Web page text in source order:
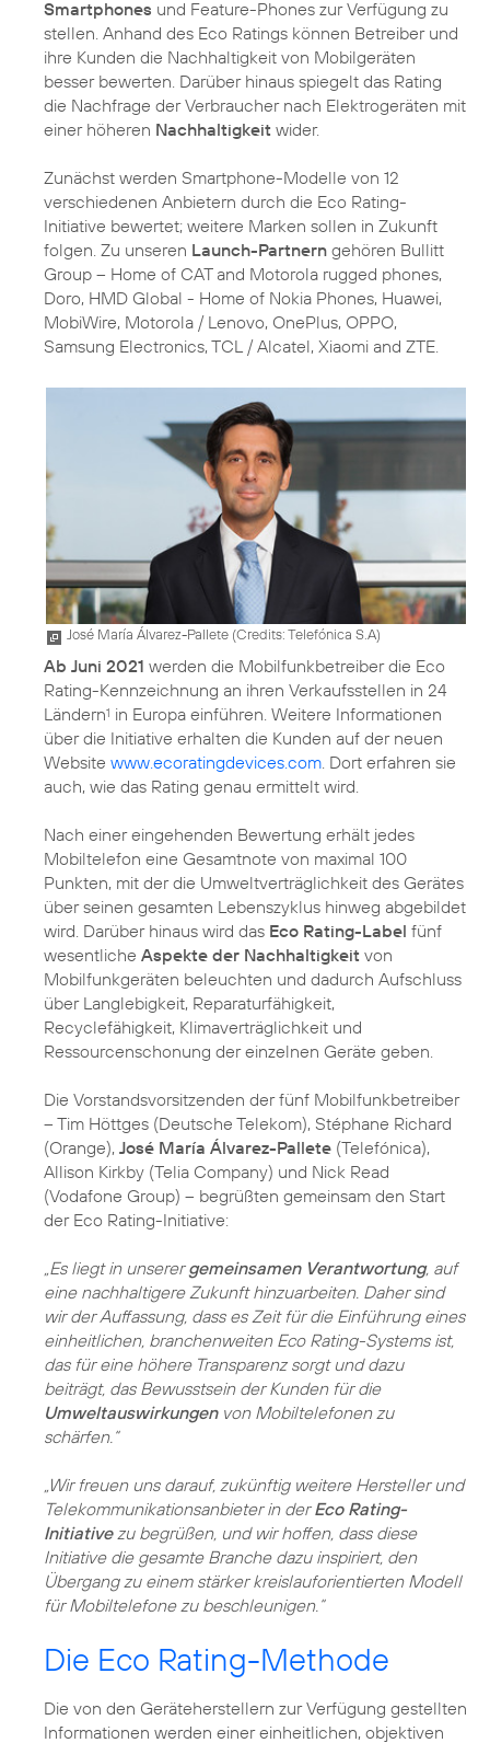
Smartphones und Feature-Phones zur Verfügung zu
stellen. Anhand des Eco Ratings können Betreiber und
ihre Kunden die Nachhaltigkeit von Mobilgeräten
besser bewerten. Darüber hinaus spiegelt das Rating
die Nachfrage der Verbraucher nach Elektrogeräten mit
einer höheren Nachhaltigkeit wider.
Zunächst werden Smartphone-Modelle von 12
verschiedenen Anbietern durch die Eco Rating-
Initiative bewertet; weitere Marken sollen in Zukunft
folgen. Zu unseren Launch-Partnern gehören Bullitt
Group – Home of CAT and Motorola rugged phones,
Doro, HMD Global - Home of Nokia Phones, Huawei,
MobiWire, Motorola / Lenovo, OnePlus, OPPO,
Samsung Electronics, TCL / Alcatel, Xiaomi and ZTE.
José María Álvarez-Pallete (Credits: Telefónica S.A)
Ab Juni 2021 werden die Mobilfunkbetreiber die Eco
Rating-Kennzeichnung an ihren Verkaufsstellen in 24
Ländern1 in Europa einführen. Weitere Informationen
über die Initiative erhalten die Kunden auf der neuen
Website www.ecoratingdevices.com. Dort erfahren sie
auch, wie das Rating genau ermittelt wird.
Nach einer eingehenden Bewertung erhält jedes
Mobiltelefon eine Gesamtnote von maximal 100
Punkten, mit der die Umweltverträglichkeit des Gerätes
über seinen gesamten Lebenszyklus hinweg abgebildet
wird. Darüber hinaus wird das Eco Rating-Label fünf
wesentliche Aspekte der Nachhaltigkeit von
Mobilfunkgeräten beleuchten und dadurch Aufschluss
über Langlebigkeit, Reparaturfähigkeit,
Recyclefähigkeit, Klimaverträglichkeit und
Ressourcenschonung der einzelnen Geräte geben.
Die Vorstandsvorsitzenden der fünf Mobilfunkbetreiber
– Tim Höttges (Deutsche Telekom), Stéphane Richard
(Orange), José María Álvarez-Pallete (Telefónica),
Allison Kirkby (Telia Company) und Nick Read
(Vodafone Group) – begrüßten gemeinsam den Start
der Eco Rating-Initiative:
„Es liegt in unserergemeinsamen Verantwortung, auf
eine nachhaltigere Zukunft hinzuarbeiten. Daher sind
wir der Auffassung, dass es Zeit für die Einführung eines
einheitlichen, branchenweiten Eco Rating-Systems ist,
das für eine höhere Transparenz sorgt und dazu
beiträgt, das Bewusstsein der Kunden für die
Umweltauswirkungenvon Mobiltelefonen zu
schärfen.“
„Wir freuen uns darauf, zukünftig weitere Hersteller und
Telekommunikationsanbieter in derEco Rating-
Initiativezu begrüßen, und wir hoffen, dass diese
Initiative die gesamte Branche dazu inspiriert, den
Übergang zu einem stärker kreislauforientierten Modell
für Mobiltelefone zu beschleunigen.“
Die Eco Rating-Methode
Die von den Geräteherstellern zur Verfügung gestellten
Informationen werden einer einheitlichen, objektiven